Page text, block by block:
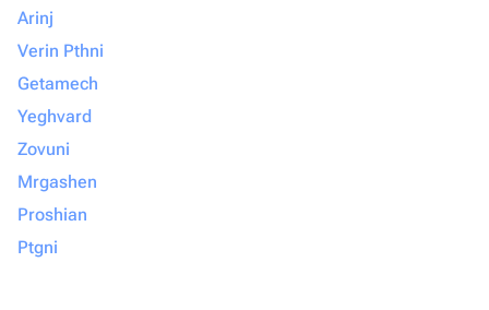
Arinj
Verin Pthni
Getamech
Yeghvard
Zovuni
Mrgashen
Proshian
Ptgni